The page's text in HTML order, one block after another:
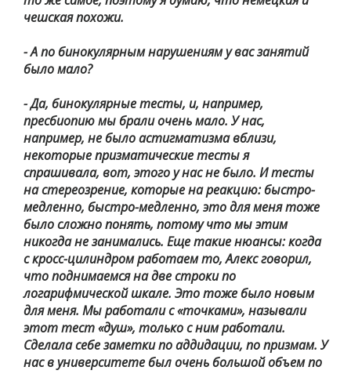
чешская похожи.
- А по бинокулярным нарушениям у вас занятий
было мало?
- Да, бинокулярные тесты, и, например,
пресбиопию мы брали очень мало. У нас,
например, не было астигматизма вблизи,
некоторые призматические тесты я
спрашивала, вот, этого у нас не было. И тесты
на стереозрение, которые на реакцию: быстро-
медленно, быстро-медленно, это для меня тоже
было сложно понять, потому что мы этим
никогда не занимались. Еще такие нюансы: когда
с кросс-цилиндром работаем то, Алекс говорил,
что поднимаемся на две строки по
логарифмической шкале. Это тоже было новым
для меня. Мы работали с «точками», называли
этот тест «душ», только с ним работали.
Сделала себе заметки по аддидации, по призмам. У
нас в университете был очень большой объем по